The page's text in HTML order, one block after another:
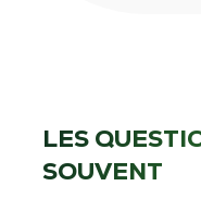
LES
SOUVENT